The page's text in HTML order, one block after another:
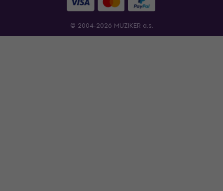
© 2004-2026 MUZIKER a.s.